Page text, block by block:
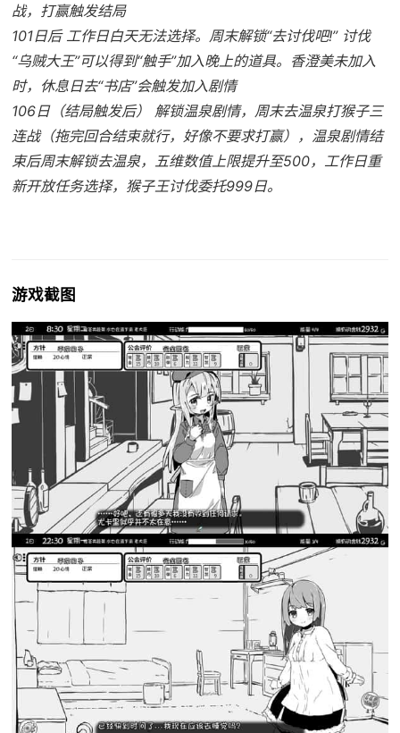
战，打赢触发结局
101日后 工作日白天无法选择。周末解锁“去讨伐吧!” 讨伐
“乌贼大王”可以得到“触手”加入晚上的道具。香澄美未加入
时，休息日去“书店”会触发加入剧情
106日（结局触发后） 解锁温泉剧情，周末去温泉打猴子三
连战（拖完回合结束就行，好像不要求打赢），温泉剧情结
束后周末解锁去温泉，五维数值上限提升至500，工作日重
新开放任务选择，猴子王讨伐委托999日。
游戏截图